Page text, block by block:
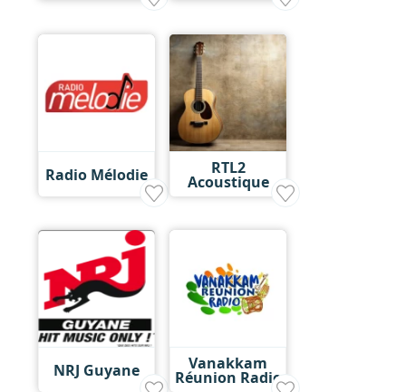
Radio Mélodie RTL2
Acoustique
NRJ Guyane Vanakkam
Réunion Radio